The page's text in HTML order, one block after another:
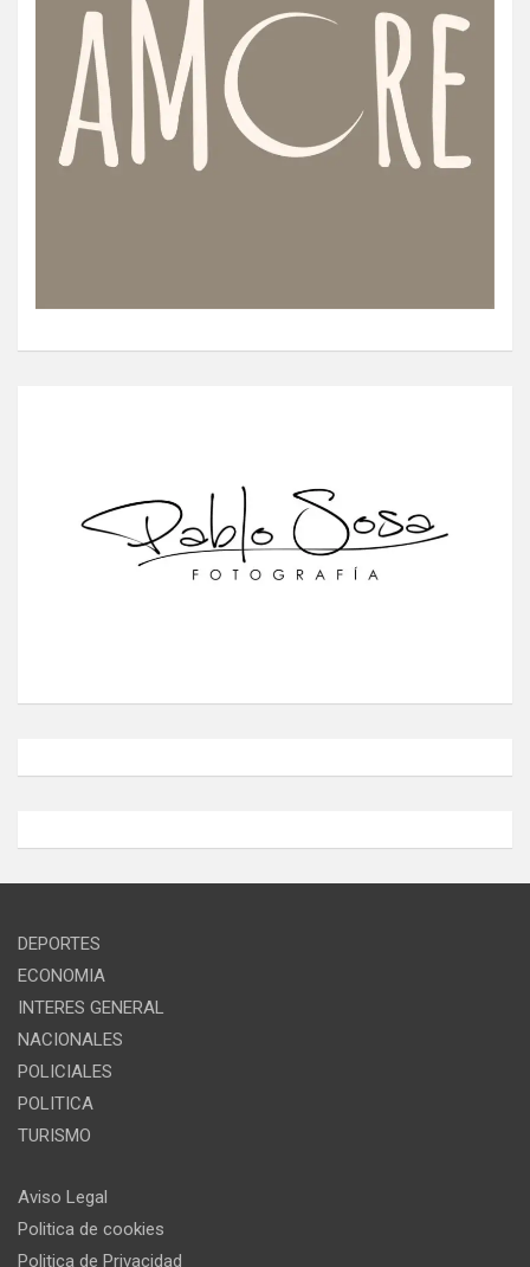
DEPORTES
ECONOMIA
INTERES GENERAL
NACIONALES
POLICIALES
POLITICA
TURISMO
Aviso Legal
Politica de cookies
Politica de Privacidad